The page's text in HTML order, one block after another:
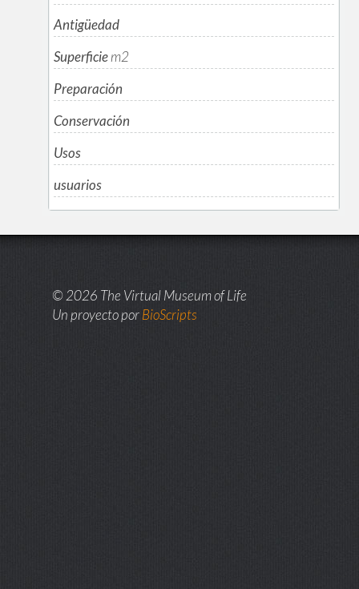
Antigüedad
Superficiem2
Preparación
Conservación
Usos
usuarios
© 2026 The Virtual Museum of Life
Un proyecto porBioScripts